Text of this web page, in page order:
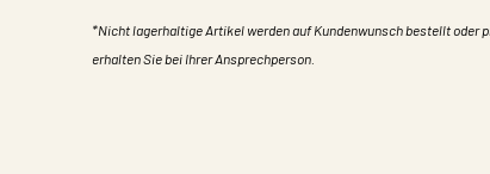
*Nicht lagerhaltige Artikel werden auf Kundenwunsch bestellt oder
erhalten Sie bei Ihrer Ansprechperson.